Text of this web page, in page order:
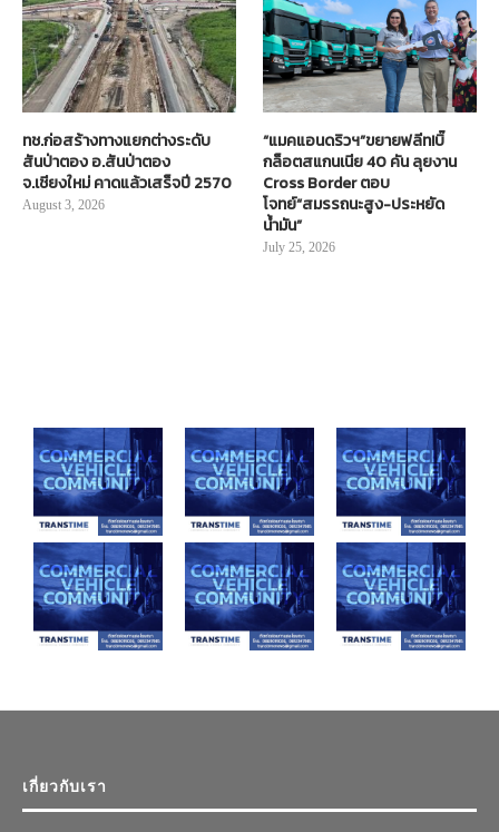
ทช.ก่อสร้างทางแยกต่างระดับ
สันป่าตอง อ.สันป่าตอง
จ.เชียงใหม่ คาดแล้วเสร็จปี 2570
August 3, 2026
“แมคแอนดริวฯ”ขยายฟลีท!บิ๊
กล็อตสแกนเนีย 40 คัน ลุยงาน
Cross Border ตอบ
โจทย์“สมรรถนะสูง-ประหยัด
น้ำมัน”
July 25, 2026
เกี่ยวกับเรา